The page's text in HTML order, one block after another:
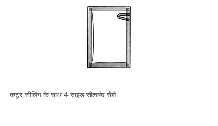
कंटूर सीलिंग के साथ 4-साइड सीलबंद सैशे